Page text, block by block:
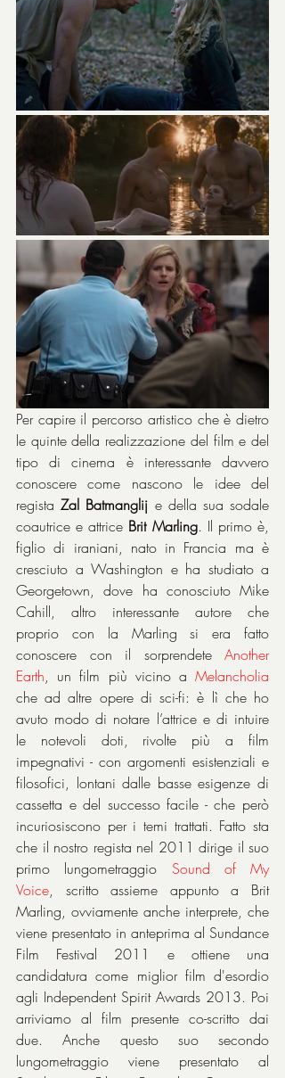
Per capire il percorso artistico che è dietro
le quinte della realizzazione del film e del
tipo di cinema è interessante davvero
conoscere come nascono le idee del
regista Zal Batmanglij e della sua sodale
coautrice e attrice Brit Marling. Il primo è,
figlio di iraniani, nato in Francia ma è
cresciuto a Washington e ha studiato a
Georgetown, dove ha conosciuto Mike
Cahill, altro interessante autore che
proprio con la Marling si era fatto
conoscere con il sorprendete Another
Earth, un film più vicino a
che ad altre opere di sci-fi: è lì che ho
avuto modo di notare l’attrice e di intuire
le notevoli doti, rivolte più a film
impegnativi - con argomenti esistenziali e
filosofici, lontani dalle basse esigenze di
cassetta e del successo facile - che però
incuriosiscono per i temi trattati. Fatto sta
che il nostro regista nel 2011 dirige il suo
primo lungometraggio Sound of My
Voice, scritto assieme appunto a Brit
Marling, ovviamente anche interprete, che
viene presentato in anteprima al Sundance
Film Festival 2011 e ottiene una
candidatura come miglior film d'esordio
agli Independent Spirit Awards 2013. Poi
arriviamo al film presente co-scritto dai
due. Anche questo suo secondo
lungometraggio viene presentato al